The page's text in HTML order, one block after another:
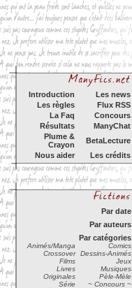
Introduction
Les news
Les règles
Flux RSS
La Faq
Concours
Résultats
ManyChat
Plume &
Crayon
BetaLecture
Nous aider
Les crédits
Par date
Par auteurs
Par catégories
Animés/Manga
Comics
Crossover
Dessins-Animés
Films
Jeux
Livres
Musiques
Originales
Pèle-Mèle
Série
~ Concours ~